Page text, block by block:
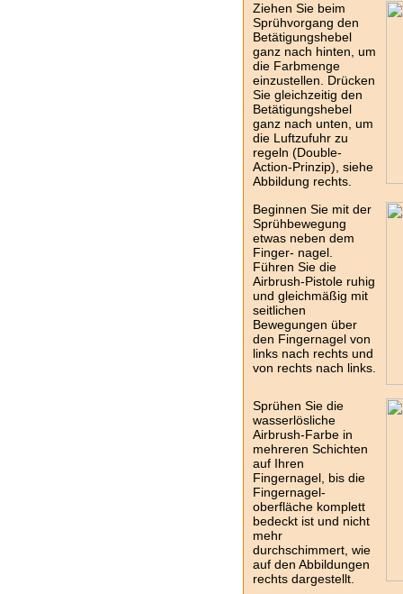
Ziehen Sie beim
Sprühvorgang den
Betätigungshebel
ganz nach hinten, um
die Farbmenge
einzustellen. Drücken
Sie gleichzeitig den
Betätigungshebel
ganz nach unten, um
die Luftzufuhr zu
regeln (Double-
Action-Prinzip), siehe
Abbildung rechts.
Beginnen Sie mit der
Sprühbewegung
etwas neben dem
Finger- nagel.
Führen Sie die
Airbrush-Pistole ruhig
und gleichmäßig mit
seitlichen
Bewegungen über
den Fingernagel von
links nach rechts und
von rechts nach links.
Sprühen Sie die
wasserlösliche
Airbrush-Farbe in
mehreren Schichten
auf Ihren
Fingernagel, bis die
Fingernagel-
oberfläche komplett
bedeckt ist und nicht
mehr
durchschimmert, wie
auf den Abbildungen
rechts dargestellt.